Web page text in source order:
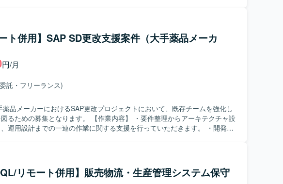
Salesforce機能設計・仕様調整、設計レビュー、開発メンバーの管理・フォロ
移行・リリース支援をご担当いただきます。 SEとしては、Salesforce機能の
連携のSalesforce側対応、設計書などのドキュメント作成、テスト仕様書作成
具合対応、移行・リリース支援をご担当いただきます。 【求める人物
でき、設計から実装まで一貫して対応できる方を求めています。能動的に
ーションを取りながら、関係者と連携し主体的に課題解決に取り組める方
いと考えております。長期的な参画を前提に、継続的な改善提案や業務理
方を歓迎いたします。 【ポジションの魅力】 法人向けコンタ
おいて、Salesforce Service CloudやData Cloud / Agentforceなどの最新機
プロジェクトに上流から参画できる環境です。PM/PL/SEそれぞれのポジショ
推進経験や外部連携を含む統合案件の知見を深めながら、長期的な視点で
。 【開発環境】 Salesforce Service Cloudを中心とし
ト併用】SAP SD更改支援案件（大手薬品メーカ
円/月
託・フリーランス)
薬品メーカーにおけるSAP更改プロジェクトにおいて、既存チームを強化し
ます。 【作業内容】 ・要件整理からアーキテクチャ設
運用設計までの一連の作業に関する支援を行っていただきます。 ・開発ベ
料の作成を行っていただきます。 ・プロジェクト関係者との調整や情報共有
を取りながら推進していただきます。 【求める人物像】 ・コミュニ
く、明るく前向きに取り組んでいただける方を求めております。 ・社員側の
リモート併用】販売物流・生産管理システム保守